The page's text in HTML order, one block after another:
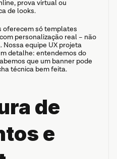
prova virtual ou
de looks.
oferecem só templates
personalização real – não
equipe UX projeta
detalhe: entendemos do
que um banner pode
técnica bem feita.
de
e